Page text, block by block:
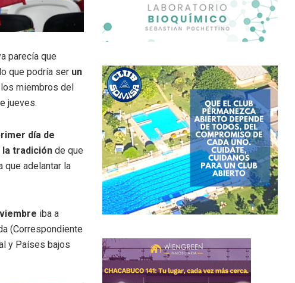
parecía que
que podría ser un
miembros del
jueves.
día de
tradición de que
que adelantar la
iba a
(Correspondiente
y Países bajos